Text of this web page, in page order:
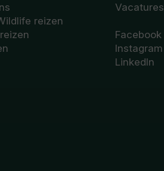
reizen
Vacatures
Facebook
Instagram
LinkedIn